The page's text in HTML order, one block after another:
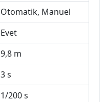
Otomatik, Manuel
Evet
9,8 m
3 s
1/200 s